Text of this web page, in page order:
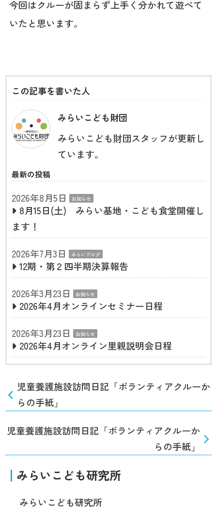
今回はクルーが固まらず上手く分かれて遊べて
いたと思います。
この記事を書いた人
みらいこども財団
みらいこども財団スタッフが更新し
ています。
最新の投稿
2026年8月5日 お知らせ
8月15日(土) みらい基地・こども食堂開催し
ます！
2026年7月3日
みらいブログ
12期・第２四半期決算報告
2026年3月23日
お知らせ
2026年4月オンラインセミナー日程
2026年3月23日
お知らせ
2026年4月オンライン里親説明会日程
児童養護施設訪問日記「ボランティアクルーか
らの手紙」
児童養護施設訪問日記「ボランティアクルーか
らの手紙」
みらいこども研究所
みらいこども研究所